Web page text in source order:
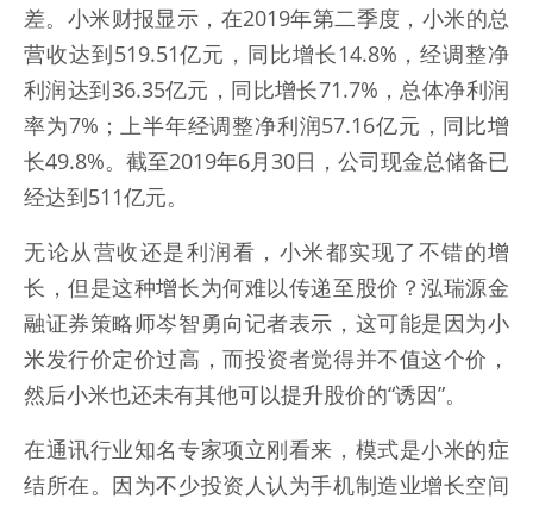
差。小米财报显示，在2019年第二季度，小米的总
营收达到519.51亿元，同比增长14.8%，经调整净
利润达到36.35亿元，同比增长71.7%，总体净利润
率为7%；上半年经调整净利润57.16亿元，同比增
长49.8%。截至2019年6月30日，公司现金总储备已
经达到511亿元。
无论从营收还是利润看，小米都实现了不错的增
长，但是这种增长为何难以传递至股价？泓瑞源金
融证券策略师岑智勇向记者表示，这可能是因为小
米发行价定价过高，而投资者觉得并不值这个价，
然后小米也还未有其他可以提升股价的“诱因”。
在通讯行业知名专家项立刚看来，模式是小米的症
结所在。因为不少投资人认为手机制造业增长空间